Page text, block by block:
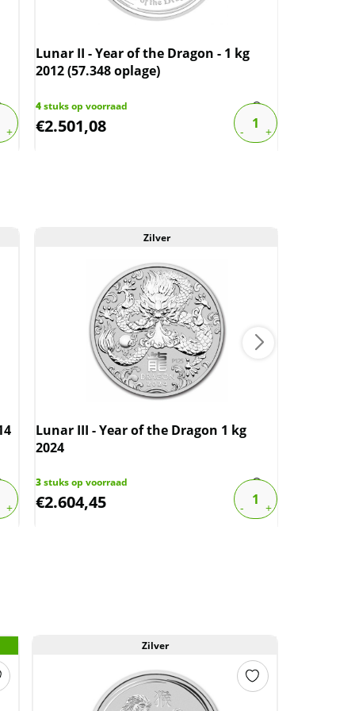
Lunar II - Year of the Dragon - 1 kg
2012 (57.348 oplage)
4stuks op voorraad
€2.501,08
Zilver
Lunar III - Year of the Dragon 1 kg
2024
3stuks op voorraad
€2.604,45
Zilver